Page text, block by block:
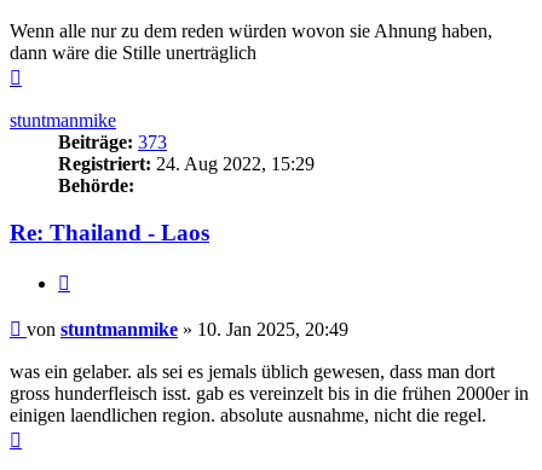
Wenn alle nur zu dem reden würden wovon sie Ahnung haben,
dann wäre die Stille unerträglich
stuntmanmike
Beiträge: 373
Registriert: 24. Aug 2022, 15:29
Behörde:
Re: Thailand - Laos
Beitrag
von stuntmanmike » 10. Jan 2025, 20:49
was ein gelaber. als sei es jemals üblich gewesen, dass man dort
gross hunderfleisch isst. gab es vereinzelt bis in die frühen 2000er in
einigen laendlichen region. absolute ausnahme, nicht die regel.